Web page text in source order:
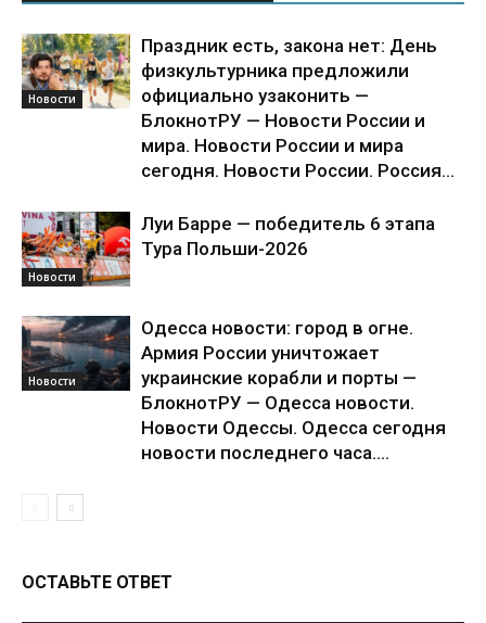
Новости
Праздник есть, закона нет: День
физкультурника предложили
официально узаконить —
БлокнотРУ — Новости России и
мира. Новости России и мира
сегодня. Новости России. Россия...
Новости
Луи Барре — победитель 6 этапа
Тура Польши-2026
Новости
Одесса новости: город в огне.
Армия России уничтожает
украинские корабли и порты —
БлокнотРУ — Одесса новости.
Новости Одессы. Одесса сегодня
новости последнего часа....
ОСТАВЬТЕ ОТВЕТ